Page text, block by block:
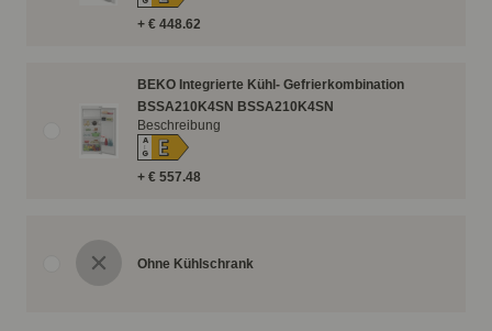
+ € 448.62
BEKO Integrierte Kühl- Gefrierkombination
BSSA210K4SN BSSA210K4SN
+ € 557.48
A
↑G E
Beschreibung
Ohne Kühlschrank